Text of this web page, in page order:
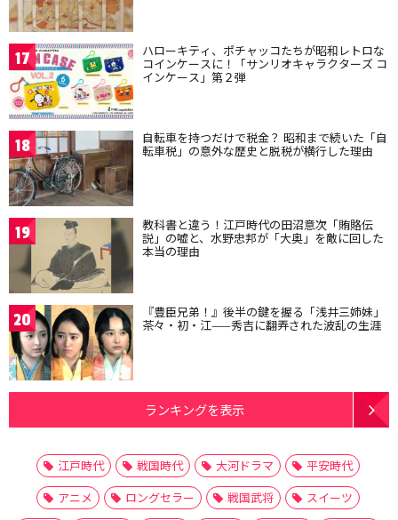
17 ハローキティ、ポチャッコたちが昭和レトロな
コインケースに！「サンリオキャラクターズ コ
インケース」第２弾
18 自転車を持つだけで税金？ 昭和まで続いた「自
転車税」の意外な歴史と脱税が横行した理由
19 教科書と違う！江戸時代の田沼意次「賄賂伝
説」の嘘と、水野忠邦が「大奥」を敵に回した
本当の理由
20 『豊臣兄弟！』後半の鍵を握る「浅井三姉妹」
茶々・初・江——秀吉に翻弄された波乱の生涯
ランキングを表示
江戸時代 戦国時代 大河ドラマ
平安時代
アニメ
ロングセラー 戦国武将
スイーツ